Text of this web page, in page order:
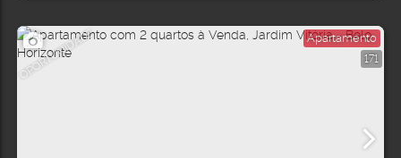
OPORTUNIDADE 171
Apartamento